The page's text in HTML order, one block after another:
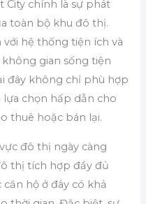
City chính là sự phát
toàn bộ khu đô thị.
hệ thống tiện ích và
gian sống tiện
đây không chỉ phù hợp
chọn hấp dẫn cho
thuê hoặc bán lại.
đô thị ngày càng
thị tích hợp đầy đủ
căn hộ ở đây có khả